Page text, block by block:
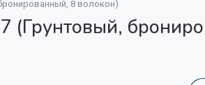
8 волокон)
(Грунтовый,